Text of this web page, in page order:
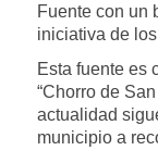
Fuente con un
iniciativa de
Esta fuente es
“Chorro de
actualidad
municipio a